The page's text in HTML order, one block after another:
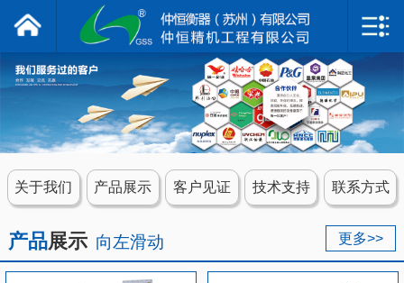
仲恒衡器
网站首页
关于我们
客户见证
关于我们 产品展示 客户见证 技术支持 联系方式
更多>>
产品展示 向左滑动